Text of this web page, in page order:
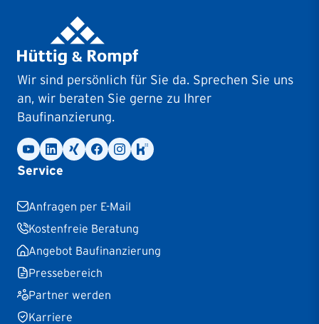
Wir sind persönlich für Sie da. Sprechen Sie uns
an, wir beraten Sie gerne zu Ihrer
Baufinanzierung.
Service
Anfragen per E-Mail
Kostenfreie Beratung
Angebot Baufinanzierung
Pressebereich
Partner werden
Karriere